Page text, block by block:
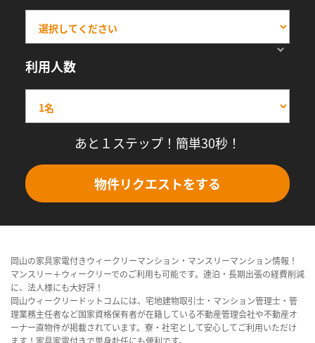
利用人数
あと１ステップ！簡単30秒！
物件リクエストをする
岡山の家具家電付きウィークリーマンション・マンスリーマンション情報！
マンスリー＋ウィークリーでのご利用も可能です。連泊・長期出張の経費削減
に、法人様にも大好評！
岡山ウィークリードットコムには、宅地建物取引士・マンション管理士・管
理業務主任者など国家資格保有者が在籍している不動産管理会社や不動産オ
ーナー直物件が掲載されています。寮・社宅として安心してご利用いただけ